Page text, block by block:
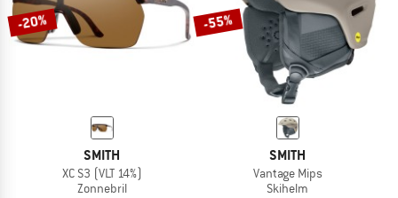
-20%
SMITH
XC S3 (VLT 14%)
Zonnebril
-55%
SMITH
Vantage Mips
Skihelm